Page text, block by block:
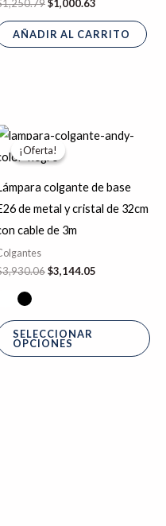
1,250.79$1,000.63
AÑADIR AL CARRITO
¡Oferta!
¡Oferta!
colgante de base
de metal y cristal de 32cm
cable de 3m
3,930.06
precio
original
$3,930.06.
$3,144.05
precio
$3,144.05.
SELECCIONAR
OPCIONES